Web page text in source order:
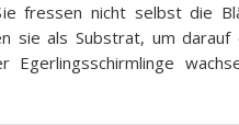
fressen nicht selbst die
sie als Substrat, um darauf